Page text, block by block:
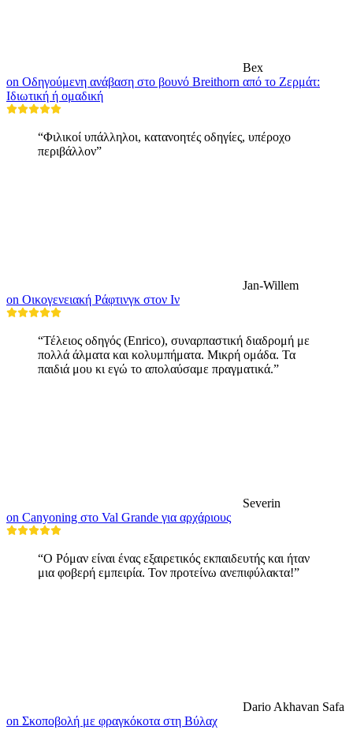
Bex
on Οδηγούμενη ανάβαση στο βουνό Breithorn από το Ζερμάτ:
Ιδιωτική ή ομαδική
“Φιλικοί υπάλληλοι, κατανοητές οδηγίες, υπέροχο
περιβάλλον”
Jan-Willem
on Οικογενειακή Ράφτινγκ στον Ιν
“Τέλειος οδηγός (Enrico), συναρπαστική διαδρομή με
πολλά άλματα και κολυμπήματα. Μικρή ομάδα. Τα
παιδιά μου κι εγώ το απολαύσαμε πραγματικά.”
Severin
on Canyoning στο Val Grande για αρχάριους
“Ο Ρόμαν είναι ένας εξαιρετικός εκπαιδευτής και ήταν
μια φοβερή εμπειρία. Τον προτείνω ανεπιφύλακτα!”
Dario Akhavan Safa
on Σκοποβολή με φραγκόκοτα στη Βύλαχ